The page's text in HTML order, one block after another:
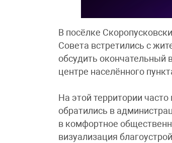
В посёлке
Совета встретились с
обсудить окончательный
центре населённого
На этой территории
обратились в
в комфортное
визуализация